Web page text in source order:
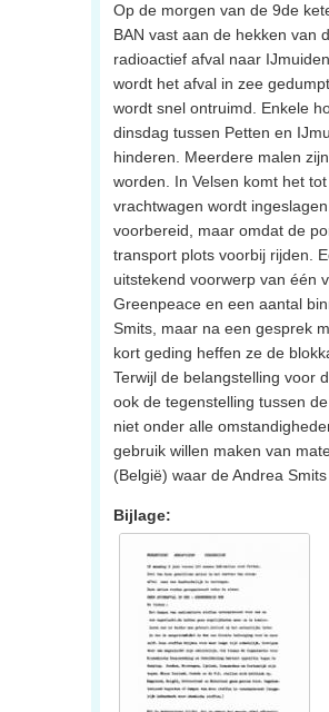
Op de morgen van de 9de
BAN vast aan de hekken van
radioactief afval naar
wordt het afval in zee
wordt snel ontruimd. Enkele
dinsdag tussen Petten en
hinderen. Meerdere malen
worden. In Velsen komt het
vrachtwagen wordt
voorbereid, maar omdat de
transport plots voorbij rijden.
uitstekend voorwerp van één
Greenpeace en een aantal
Smits, maar na een gesprek
kort geding heffen ze de
Terwijl de belangstelling voor
ook de tegenstelling tussen
niet onder alle
gebruik willen maken van
(België) waar de Andrea
Bijlage: